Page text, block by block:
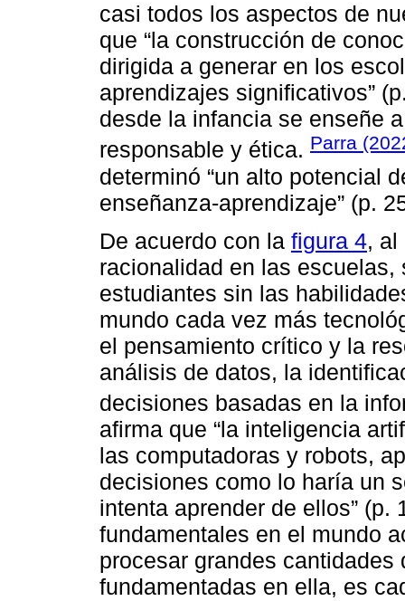
casi todos los aspectos de
que “la construcción de
dirigida a generar en los
aprendizajes significativos”
desde la infancia se enseñe
responsable y ética. Parra
determinó “un alto potencial
enseñanza-aprendizaje” (p.
De acuerdo con la figura 4, al
racionalidad en las
estudiantes sin las
mundo cada vez más
el pensamiento crítico y la
análisis de datos, la
decisiones basadas en la
afirma que “la inteligencia
las computadoras y robots,
decisiones como lo haría un
intenta aprender de ellos”
fundamentales en el mundo
procesar grandes
fundamentadas en ella, es